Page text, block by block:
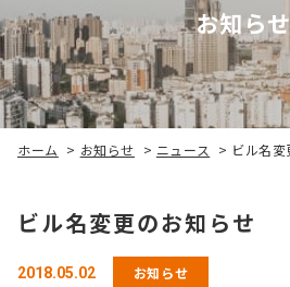
お知らせ
ホーム > お知らせ > ニュース > ビル名
ビル名変更のお知らせ
2018.05.02 お知らせ